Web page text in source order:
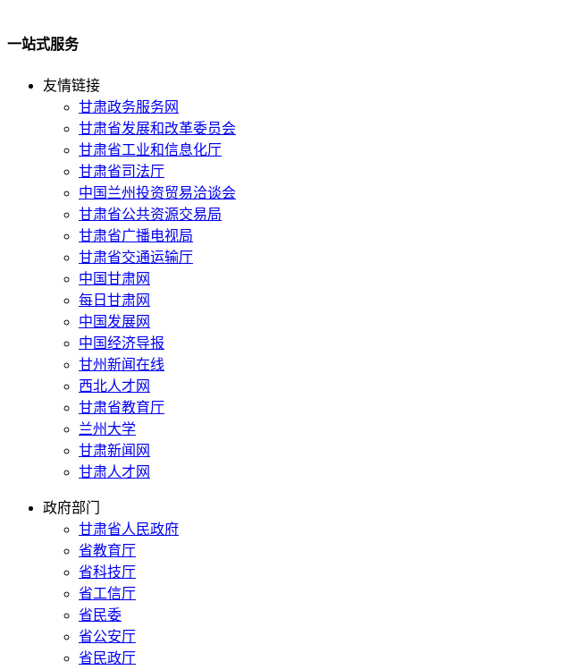
一站式服务
友情链接
甘肃政务服务网
甘肃省发展和改革委员会
甘肃省工业和信息化厅
甘肃省司法厅
中国兰州投资贸易洽谈会
甘肃省公共资源交易局
甘肃省广播电视局
甘肃省交通运输厅
中国甘肃网
每日甘肃网
中国发展网
中国经济导报
甘州新闻在线
西北人才网
甘肃省教育厅
兰州大学
甘肃新闻网
甘肃人才网
政府部门
甘肃省人民政府
省教育厅
省科技厅
省工信厅
省民委
省公安厅
省民政厅